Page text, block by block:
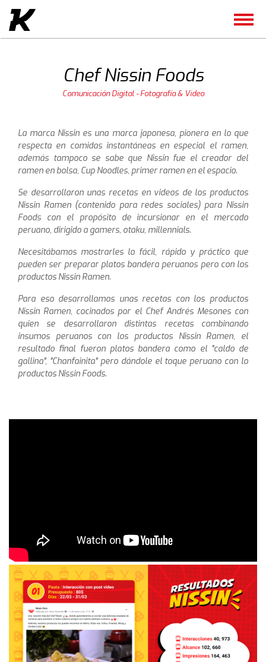
Chef Nissin Foods
Comunicación Digital - Fotografía & Video
La marca Nissin es una marca japonesa, pionera en lo que
respecta en comidas instantáneas en especial el ramen,
además tampoco se sabe que Nissin fue el creador del
ramen en bolsa, Cup Noodles, primer ramen en el espacio.
Se desarrollaron unas recetas en videos de los productos
Nissin Ramen (contenido para redes sociales) para Nissin
Foods con el propósito de incursionar en el mercado
peruano, dirigido a gamers, otaku, millennials.
Necesitábamos mostrarles lo fácil, rápido y práctico que
pueden ser preparar platos bandera peruanos pero con los
productos Nissin Ramen.
Para eso desarrollamos unas recetas con los productos
Nissin Ramen, cocinados por el Chef Andrés Mesones con
quien se desarrollaron distintas recetas combinando
insumos peruanos con los productos Nissin Ramen, el
resultado final fueron platos bandera como el "caldo de
gallina", "Chanfainita" pero dándole el toque peruano con lo
productos Nissin Foods.